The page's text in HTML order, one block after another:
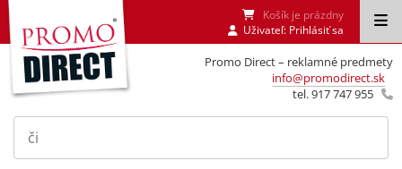
Promo Direct – reklamné predmety
info@promodirect.sk
tel. 917 747 955
Košík je prázdny
Uživateľ: Prihlásiť sa